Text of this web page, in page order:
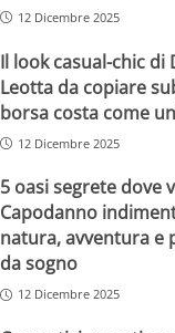
12 Dicembre 2025
Il look casual-chic di
Leotta da copiare
borsa costa come
12 Dicembre 2025
5 oasi segrete dove
Capodanno
natura, avventura e
da sogno
12 Dicembre 2025